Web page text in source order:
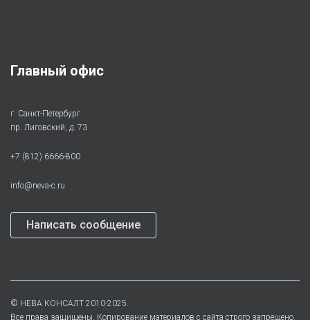
Главный офис
г. Санкт-Петербург
пр. Лиговский, д. 73
+7 (812) 6666-800
info@neva-c.ru
Написать сообщение
© НЕВА КОНСАЛТ 2010-2025.
Все права защищены. Копирование материалов с сайта строго запрещено.